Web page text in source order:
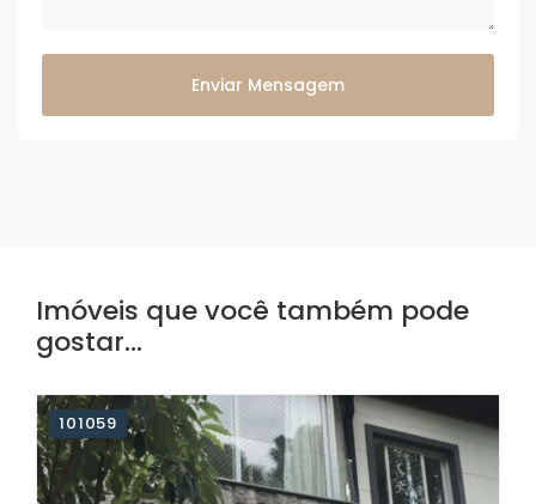
Enviar Mensagem
Imóveis que você também pode
gostar...
101059